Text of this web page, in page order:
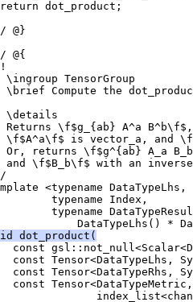
dot_product;
@}
@{
\ingroup TensorGroup
\brief Compute the
\details
Returns \f$g_{ab} A^a
\f$A^a\f$ is vector_a, and
Or, returns \f$g^{ab} A_a
and \f$B_b\f$ with an
<typename
typename Index,
typename
DataTypeLhs() *
dot_product(
const
const Tensor<DataTypeLhs,
const Tensor<DataTypeRhs,
const